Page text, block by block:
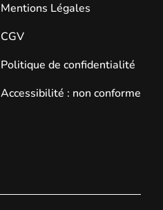
Mentions Légales
CGV
Politique de confidentialité
Accessibilité : non conforme